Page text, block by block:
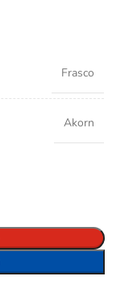
Frasco
Akorn